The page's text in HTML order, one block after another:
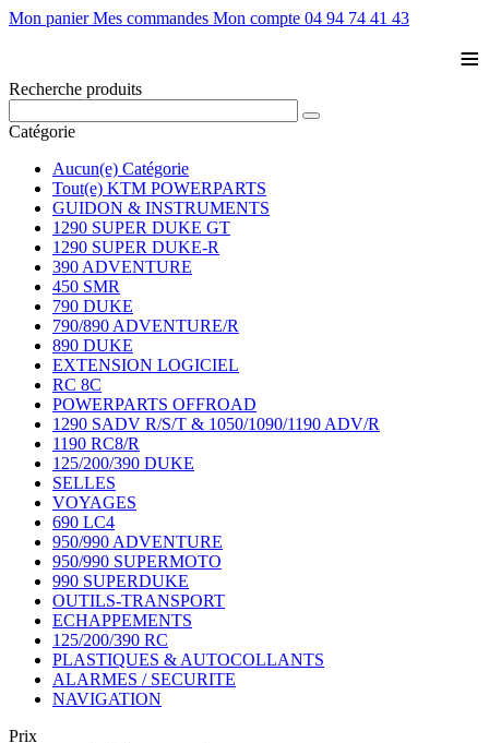
Mon panier Mes commandes Mon compte 04 94 74 41 43
≡
Recherche produits
Catégorie
Aucun(e) Catégorie
Tout(e) KTM POWERPARTS
GUIDON & INSTRUMENTS
1290 SUPER DUKE GT
1290 SUPER DUKE-R
390 ADVENTURE
450 SMR
790 DUKE
790/890 ADVENTURE/R
890 DUKE
EXTENSION LOGICIEL
RC 8C
POWERPARTS OFFROAD
1290 SADV R/S/T & 1050/1090/1190 ADV/R
1190 RC8/R
125/200/390 DUKE
SELLES
VOYAGES
690 LC4
950/990 ADVENTURE
950/990 SUPERMOTO
990 SUPERDUKE
OUTILS-TRANSPORT
ECHAPPEMENTS
125/200/390 RC
PLASTIQUES & AUTOCOLLANTS
ALARMES / SECURITE
NAVIGATION
Prix